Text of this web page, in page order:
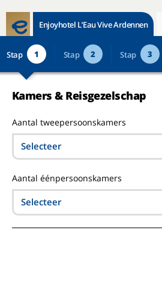
Enjoyhotel L’Eau Vive Ardennen
Stap 1 Stap 2 Stap 3
Kamers & Reisgezelschap
Aantal tweepersoonskamers
Selecteer
Aantal éénpersoonskamers
Selecteer